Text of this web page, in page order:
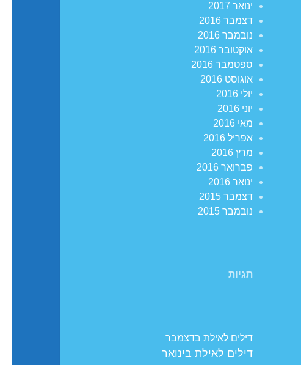
ינואר 2017
דצמבר 2016
נובמבר 2016
אוקטובר 2016
ספטמבר 2016
אוגוסט 2016
יולי 2016
יוני 2016
מאי 2016
אפריל 2016
מרץ 2016
פברואר 2016
ינואר 2016
דצמבר 2015
נובמבר 2015
תגיות
דילים לאילת בדצמבר
דילים לאילת בינואר